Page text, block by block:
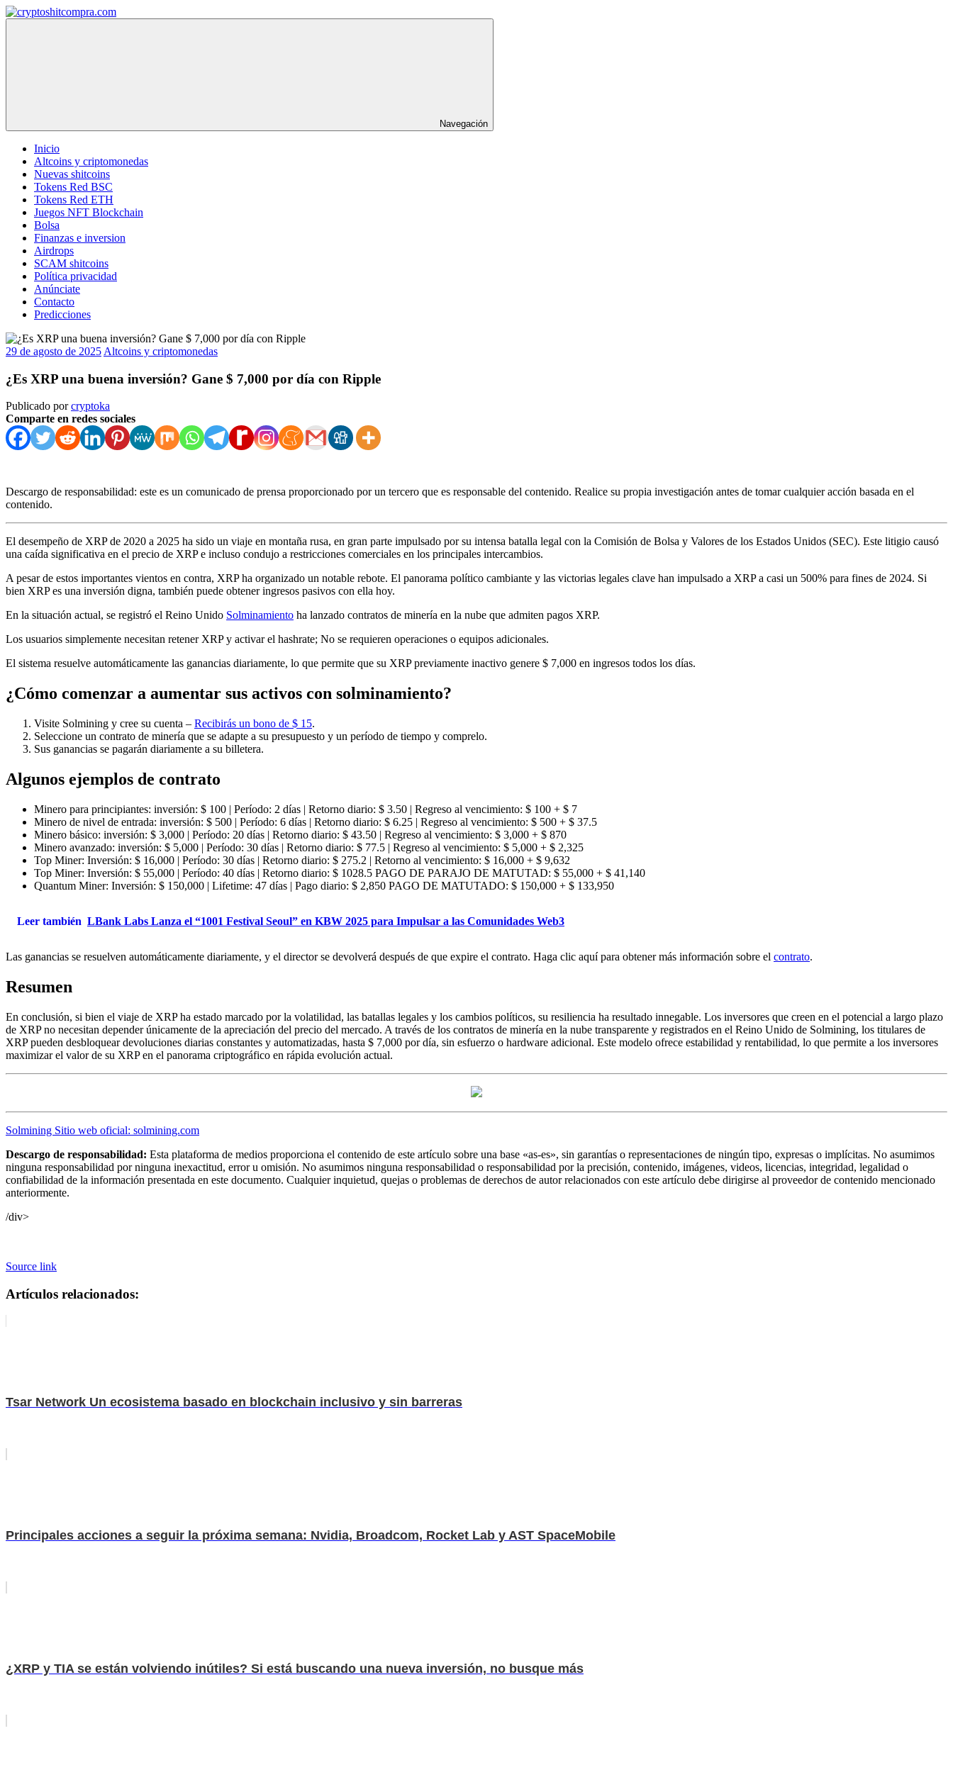
Saltar
al
Navegación
Inicio
Altcoins y criptomonedas
Nuevas shitcoins
Tokens Red BSC
Tokens Red ETH
Juegos NFT Blockchain
Bolsa
Finanzas e inversion
Airdrops
SCAM shitcoins
Política privacidad
Anúnciate
Contacto
Predicciones
29 de agosto de 2025 Altcoins y criptomonedas
¿Es XRP una buena inversión? Gane $ 7,000 por día con Ripple
Publicado porcryptoka
Comparte en redes sociales
Descargo de responsabilidad: este es un comunicado de prensa proporcionado por un tercero que es responsable del contenido. Realice su propia investigación antes de tomar cualquier acción basada en el
contenido.
El desempeño de XRP de 2020 a 2025 ha sido un viaje en montaña rusa, en gran parte impulsado por su intensa batalla legal con la Comisión de Bolsa y Valores de los Estados Unidos (SEC). Este litigio causó
una caída significativa en el precio de XRP e incluso condujo a restricciones comerciales en los principales intercambios.
A pesar de estos importantes vientos en contra, XRP ha organizado un notable rebote. El panorama político cambiante y las victorias legales clave han impulsado a XRP a casi un 500% para fines de 2024. Si
bien XRP es una inversión digna, también puede obtener ingresos pasivos con ella hoy.
En la situación actual, se registró el Reino Unido Solminamiento ha lanzado contratos de minería en la nube que admiten pagos XRP.
Los usuarios simplemente necesitan retener XRP y activar el hashrate; No se requieren operaciones o equipos adicionales.
El sistema resuelve automáticamente las ganancias diariamente, lo que permite que su XRP previamente inactivo genere $ 7,000 en ingresos todos los días.
¿Cómo comenzar a aumentar sus activos con solminamiento?
Visite Solmining y cree su cuenta – Recibirás un bono de $ 15.
Seleccione un contrato de minería que se adapte a su presupuesto y un período de tiempo y comprelo.
Sus ganancias se pagarán diariamente a su billetera.
Algunos ejemplos de contrato
Minero para principiantes: inversión: $ 100 | Período: 2 días | Retorno diario: $ 3.50 | Regreso al vencimiento: $ 100 + $ 7
Minero de nivel de entrada: inversión: $ 500 | Período: 6 días | Retorno diario: $ 6.25 | Regreso al vencimiento: $ 500 + $ 37.5
Minero básico: inversión: $ 3,000 | Período: 20 días | Retorno diario: $ 43.50 | Regreso al vencimiento: $ 3,000 + $ 870
Minero avanzado: inversión: $ 5,000 | Período: 30 días | Retorno diario: $ 77.5 | Regreso al vencimiento: $ 5,000 + $ 2,325
Top Miner: Inversión: $ 16,000 | Período: 30 días | Retorno diario: $ 275.2 | Retorno al vencimiento: $ 16,000 + $ 9,632
Top Miner: Inversión: $ 55,000 | Período: 40 días | Retorno diario: $ 1028.5 PAGO DE PARAJO DE MATUTAD: $ 55,000 + $ 41,140
Quantum Miner: Inversión: $ 150,000 | Lifetime: 47 días | Pago diario: $ 2,850 PAGO DE MATUTADO: $ 150,000 + $ 133,950
Leer también LBank Labs Lanza el “1001 Festival Seoul” en KBW 2025 para Impulsar a las Comunidades Web3
Las ganancias se resuelven automáticamente diariamente, y el director se devolverá después de que expire el contrato. Haga clic aquí para obtener más información sobre el contrato.
Resumen
En conclusión, si bien el viaje de XRP ha estado marcado por la volatilidad, las batallas legales y los cambios políticos, su resiliencia ha resultado innegable. Los inversores que creen en el potencial a largo plazo
de XRP no necesitan depender únicamente de la apreciación del precio del mercado. A través de los contratos de minería en la nube transparente y registrados en el Reino Unido de Solmining, los titulares de
XRP pueden desbloquear devoluciones diarias constantes y automatizadas, hasta $ 7,000 por día, sin esfuerzo o hardware adicional. Este modelo ofrece estabilidad y rentabilidad, lo que permite a los inversores
maximizar el valor de su XRP en el panorama criptográfico en rápida evolución actual.
Solmining Sitio web oficial: solmining.com
Descargo de responsabilidad: Esta plataforma de medios proporciona el contenido de este artículo sobre una base «as-es», sin garantías o representaciones de ningún tipo, expresas o implícitas. No asumimos
ninguna responsabilidad por ninguna inexactitud, error u omisión. No asumimos ninguna responsabilidad o responsabilidad por la precisión, contenido, imágenes, videos, licencias, integridad, legalidad o
confiabilidad de la información presentada en este documento. Cualquier inquietud, quejas o problemas de derechos de autor relacionados con este artículo debe dirigirse al proveedor de contenido mencionado
anteriormente.
/div>
Source link
Artículos relacionados:
Tsar Network Un ecosistema basado en blockchain inclusivo y sin barreras
Principales acciones a seguir la próxima semana: Nvidia, Broadcom, Rocket Lab y AST SpaceMobile
¿XRP y TIA se están volviendo inútiles? Si está buscando una nueva inversión, no busque más